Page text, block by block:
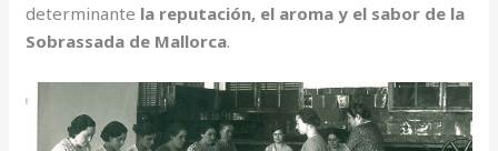
determinante la reputación, el aroma y el sabor de la
Sobrassada de Mallorca.